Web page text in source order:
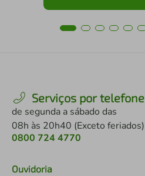
Serviços por telefone
de segunda a sábado das
08h às 20h40 (Exceto feriados)
0800 724 4770
Ouvidoria